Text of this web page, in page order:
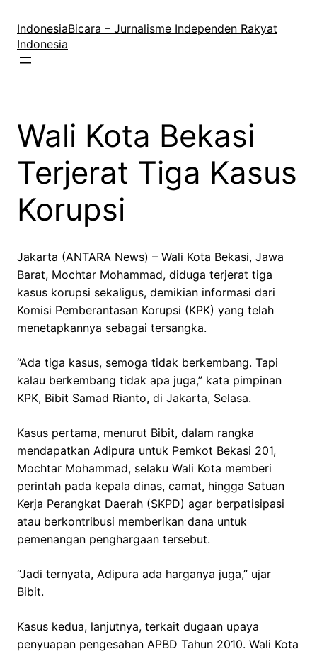
konten
IndonesiaBicara – Jurnalisme Independen Rakyat
Indonesia
Wali Kota Bekasi
Terjerat Tiga Kasus
Korupsi
Jakarta (ANTARA News) – Wali Kota Bekasi, Jawa
Barat, Mochtar Mohammad, diduga terjerat tiga
kasus korupsi sekaligus, demikian informasi dari
Komisi Pemberantasan Korupsi (KPK) yang telah
menetapkannya sebagai tersangka.
“Ada tiga kasus, semoga tidak berkembang. Tapi
kalau berkembang tidak apa juga,” kata pimpinan
KPK, Bibit Samad Rianto, di Jakarta, Selasa.
Kasus pertama, menurut Bibit, dalam rangka
mendapatkan Adipura untuk Pemkot Bekasi 201,
Mochtar Mohammad, selaku Wali Kota memberi
perintah pada kepala dinas, camat, hingga Satuan
Kerja Perangkat Daerah (SKPD) agar berpatisipasi
atau berkontribusi memberikan dana untuk
pemenangan penghargaan tersebut.
“Jadi ternyata, Adipura ada harganya juga,” ujar
Bibit.
Kasus kedua, lanjutnya, terkait dugaan upaya
penyuapan pengesahan APBD Tahun 2010. Wali Kota